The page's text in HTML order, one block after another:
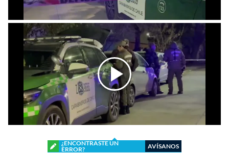
¿ENCONTRASTE UN
ERROR?
AVÍSANOS